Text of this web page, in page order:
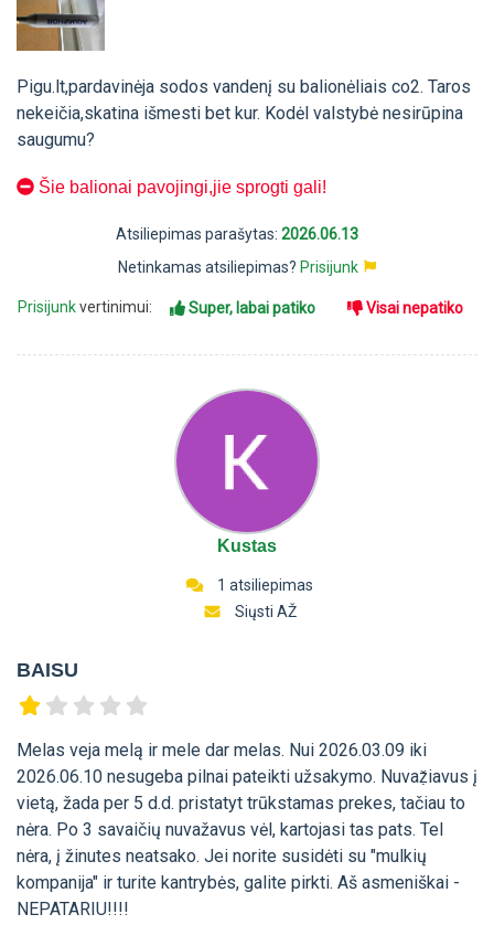
Pigu.lt,pardavinėja sodos vandenį su balionėliais co2. Taros
nekeičia,skatina išmesti bet kur. Kodėl valstybė nesirūpina
saugumu?
Šie balionai pavojingi,jie sprogti gali!
Atsiliepimas parašytas: 2026.06.13
Netinkamas atsiliepimas? Prisijunk
Prisijunkvertinimui: Super, labai patiko Visai nepatiko
Kustas
1 atsiliepimas
Siųsti AŽ
BAISU
Melas veja melą ir mele dar melas. Nui 2026.03.09 iki
2026.06.10 nesugeba pilnai pateikti užsakymo. Nuvaẓ̌iavus į
vietą, žada per 5 d.d. pristatyt trūkstamas prekes, tačiau to
nėra. Po 3 savaičių nuvažavus vėl, kartojasi tas pats. Tel
nėra, į žinutes neatsako. Jei norite susidėti su "mulkių
kompanija" ir turite kantrybės, galite pirkti. Aš asmeniškai -
NEPATARIU!!!!